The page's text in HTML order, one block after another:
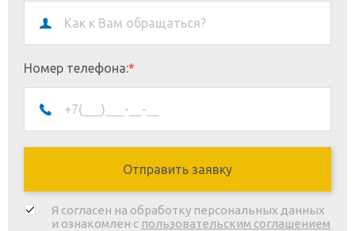
Номер телефона:*
Я согласен на обработку персональных данных
и ознакомлен с пользовательским соглашением